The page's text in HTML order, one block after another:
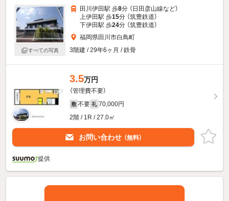
すべての写真
田川伊田駅 歩8分 （日田彦山線など）
上伊田駅 歩15分 （筑豊鉄道）
下伊田駅 歩24分 （筑豊鉄道）
福岡県田川市白鳥町
3階建 / 29年6ヶ月 / 鉄骨
3.5万円
（管理費不要）
敷 不要 礼 70,000円
2階 / 1R / 27.0㎡
お問い合わせ （無料）
提供